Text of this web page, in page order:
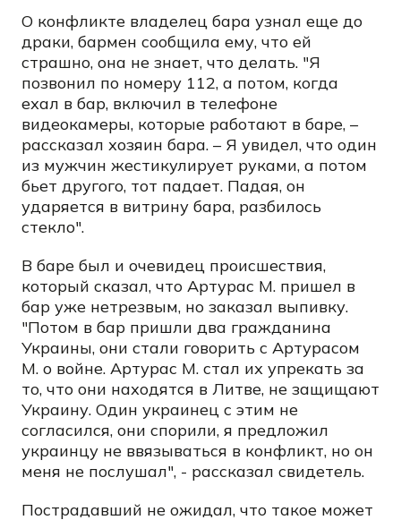
О конфликте владелец бара узнал еще до
драки, бармен сообщила ему, что ей
страшно, она не знает, что делать. "Я
позвонил по номеру 112, а потом, когда
ехал в бар, включил в телефоне
видеокамеры, которые работают в баре, –
рассказал хозяин бара. – Я увидел, что один
из мужчин жестикулирует руками, а потом
бьет другого, тот падает. Падая, он
ударяется в витрину бара, разбилось
стекло".
В баре был и очевидец происшествия,
который сказал, что Артурас М. пришел в
бар уже нетрезвым, но заказал выпивку.
"Потом в бар пришли два гражданина
Украины, они стали говорить с Артурасом
М. о войне. Артурас М. стал их упрекать за
то, что они находятся в Литве, не защищают
Украину. Один украинец с этим не
согласился, они спорили, я предложил
украинцу не ввязываться в конфликт, но он
меня не послушал", - рассказал свидетель.
Пострадавший не ожидал, что такое может